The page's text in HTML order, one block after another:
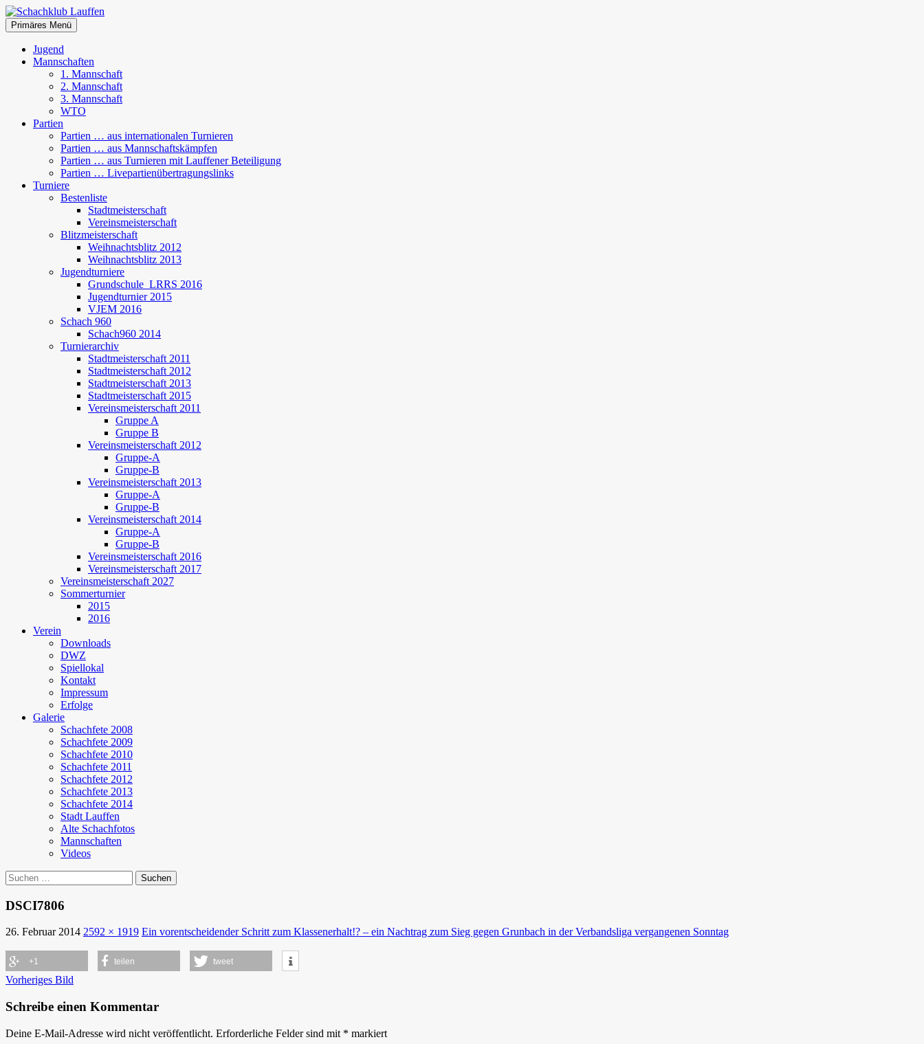
Zum
Inhalt
springen
Schachklub Lauffen
Suchen
Primäres Menü
Jugend
Mannschaften
1. Mannschaft
2. Mannschaft
3. Mannschaft
WTO
Partien
Partien … aus internationalen Turnieren
Partien … aus Mannschaftskämpfen
Partien … aus Turnieren mit Lauffener Beteiligung
Partien … Livepartienübertragungslinks
Turniere
Bestenliste
Stadtmeisterschaft
Vereinsmeisterschaft
Blitzmeisterschaft
Weihnachtsblitz 2012
Weihnachtsblitz 2013
Jugendturniere
Grundschule_LRRS 2016
Jugendturnier 2015
VJEM 2016
Schach 960
Schach960 2014
Turnierarchiv
Stadtmeisterschaft 2011
Stadtmeisterschaft 2012
Stadtmeisterschaft 2013
Stadtmeisterschaft 2015
Vereinsmeisterschaft 2011
Gruppe A
Gruppe B
Vereinsmeisterschaft 2012
Gruppe-A
Gruppe-B
Vereinsmeisterschaft 2013
Gruppe-A
Gruppe-B
Vereinsmeisterschaft 2014
Gruppe-A
Gruppe-B
Vereinsmeisterschaft 2016
Vereinsmeisterschaft 2017
Vereinsmeisterschaft 2027
Sommerturnier
2015
2016
Verein
Downloads
DWZ
Spiellokal
Kontakt
Impressum
Erfolge
Galerie
Schachfete 2008
Schachfete 2009
Schachfete 2010
Schachfete 2011
Schachfete 2012
Schachfete 2013
Schachfete 2014
Stadt Lauffen
Alte Schachfotos
Mannschaften
Videos
Suchen
nach:
DSCI7806
26. Februar 2014 2592 × 1919 Ein vorentscheidender Schritt zum Klassenerhalt!? – ein Nachtrag zum Sieg gegen Grunbach in der Verbandsliga vergangenen Sonntag
+1 teilen tweet
Vorheriges Bild
Schreibe einen Kommentar
Deine E-Mail-Adresse wird nicht veröffentlicht. Erforderliche Felder sind mit * markiert